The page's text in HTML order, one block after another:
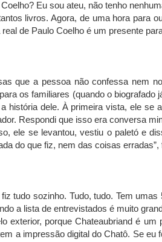
Eu sou ateu, não tenho
livros. Agora, de uma hora para
de Paulo Coelho é um presente
que a pessoa não confessa nem
os familiares (quando o
história dele. À primeira vista, ele
Respondi que isso era conversa
ele se levantou, vestiu o paletó e
do que fiz, nem das coisas
tudo sozinho. Tudo, tudo. Tem
a lista de entrevistados é muito
exterior, porque Chateaubriand é
a impressão digital do Chatô. Se